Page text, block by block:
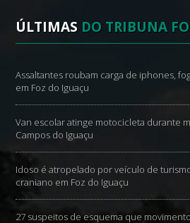
ÚLTIMAS DO TRIBUNA
Assaltantes roubam carga de iphones,
em Foz do Iguaçu
Van escolar atinge motocicleta durante
Campos do Iguaçu
Idoso é atropelado por veículo de
craniano em Foz do Iguaçu
27 suspeitos de esquema que